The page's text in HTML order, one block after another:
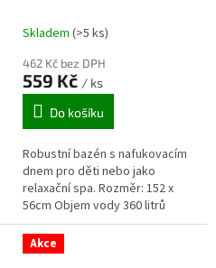
Skladem (>5 ks)
462 Kč bez DPH
559 Kč / ks
Do košíku
Robustní bazén s nafukovacím
dnem pro děti nebo jako
relaxační spa. Rozměr: 152 x
56cm Objem vody 360 litrů
Nafukovací dno pro větší
komfort Vypouštěcí ventil
Záplata pro...
Akce